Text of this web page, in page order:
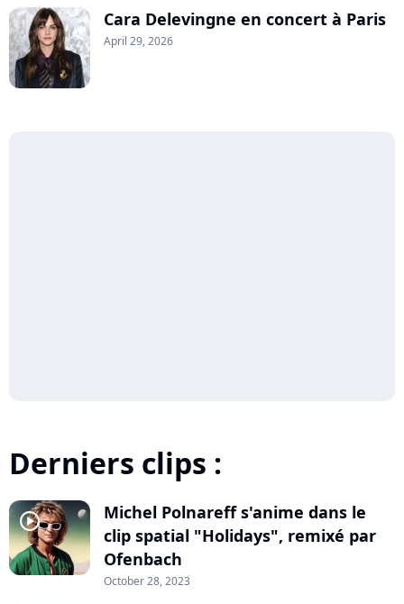
Cara Delevingne en concert à Paris
April 29, 2026
Derniers clips :
player2
Michel Polnareff s'anime dans le
clip spatial "Holidays", remixé par
Ofenbach
October 28, 2023